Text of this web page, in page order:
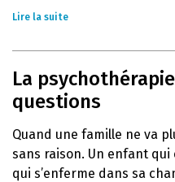
Lire la suite
La
questions
Quand une famille ne va
sans raison. Un enfant
qui s’enferme dans sa